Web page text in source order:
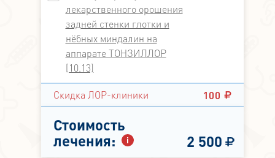
лекарственного орошения
задней стенки глотки и
нёбных миндалин на
аппарате ТОНЗИЛЛОР
[10.13]
Скидка ЛОР-клиники 100
Стоимость
лечения:
2 500